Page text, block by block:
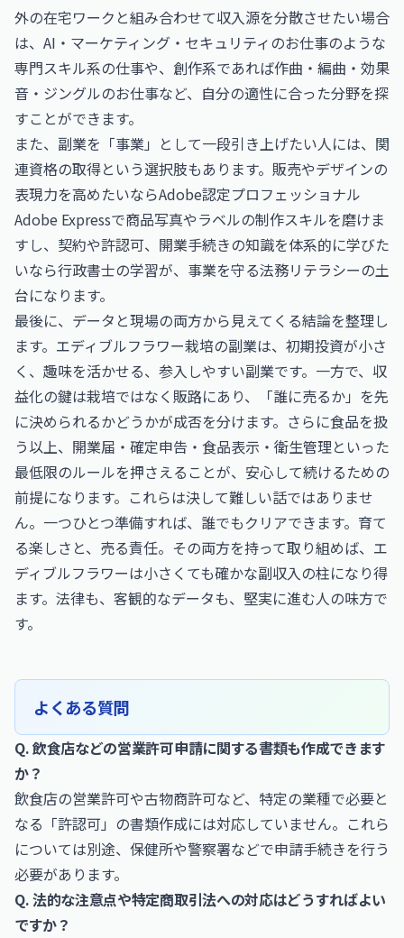
外の在宅ワークと組み合わせて収入源を分散させたい場合
は、 AI・マーケティング・セキュリティのお仕事のような
専門スキル系の仕事や、創作系であれば作曲・編曲・効果
音・ジングルのお仕事など、自分の適性に合った分野を探
すことができます。
また、副業を「事業」として一段引き上げたい人には、関
連資格の取得という選択肢もあります。販売やデザインの
表現力を高めたいならAdobe認定プロフェッショナル
Adobe Expressで商品写真やラベルの制作スキルを磨けま
すし、契約や許認可、開業手続きの知識を体系的に学びた
いなら行政書士の学習が、事業を守る法務リテラシーの土
台になります。
最後に、データと現場の両方から見えてくる結論を整理し
ます。エディブルフラワー栽培の副業は、初期投資が小さ
く、趣味を活かせる、参入しやすい副業です。一方で、収
益化の鍵は栽培ではなく販路にあり、「誰に売るか」を先
に決められるかどうかが成否を分けます。さらに食品を扱
う以上、開業届・確定申告・食品表示・衛生管理といった
最低限のルールを押さえることが、安心して続けるための
前提になります。これらは決して難しい話ではありませ
ん。一つひとつ準備すれば、誰でもクリアできます。育て
る楽しさと、売る責任。その両方を持って取り組めば、エ
ディブルフラワーは小さくても確かな副収入の柱になり得
ます。法律も、客観的なデータも、堅実に進む人の味方で
す。
よくある質問
Q. 飲食店などの営業許可申請に関する書類も作成できます
か？
飲食店の営業許可や古物商許可など、特定の業種で必要と
なる「許認可」の書類作成には対応していません。これら
については別途、保健所や警察署などで申請手続きを行う
必要があります。
Q. 法的な注意点や特定商取引法への対応はどうすればよい
ですか？